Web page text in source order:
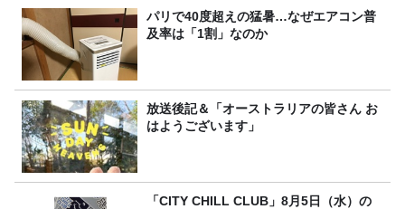
パリで40度超えの猛暑…なぜエアコン普
及率は「1割」なのか
放送後記＆「オーストラリアの皆さん お
はようございます」
「CITY CHILL CLUB」8月5日（水）の